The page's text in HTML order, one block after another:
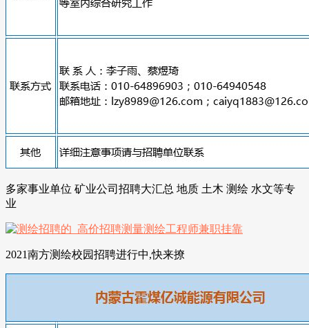
多家事业单位 矿业公司招聘大汇总 地质 土木 测绘 水文等专
业
2021南方测绘校园招聘进行中,快来撩